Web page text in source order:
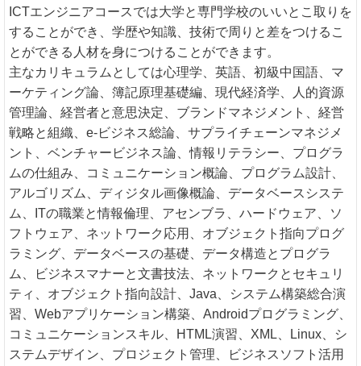
ICTエンジニアコースでは大学と専門学校のいいとこ取りを
することができ、学歴や知識、技術で周りと差をつけるこ
とができる人材を身につけることができます。
主なカリキュラムとしては心理学、英語、初級中国語、マ
ーケティング論、簿記原理基礎編、現代経済学、人的資源
管理論、経営者と意思決定、ブランドマネジメント、経営
戦略と組織、e-ビジネス総論、サプライチェーンマネジメ
ント、ベンチャービジネス論、情報リテラシー、プログラ
ムの仕組み、コミュニケーション概論、プログラム設計、
アルゴリズム、ディジタル画像概論、データベースシステ
ム、ITの職業と情報倫理、アセンブラ、ハードウェア、ソ
フトウェア、ネットワーク応用、オブジェクト指向プログ
ラミング、データベースの基礎、データ構造とプログラ
ム、ビジネスマナーと文書技法、ネットワークとセキュリ
ティ、オブジェクト指向設計、Java、システム構築総合演
習、Webアプリケーション構築、Androidプログラミング、
コミュニケーションスキル、HTML演習、XML、Linux、シ
ステムデザイン、プロジェクト管理、ビジネスソフト活用